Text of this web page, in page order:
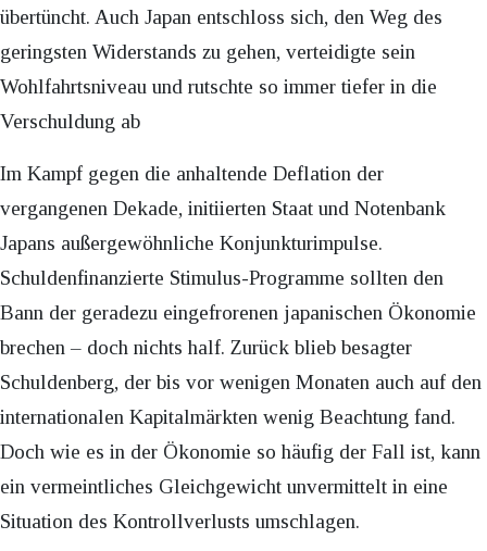
übertüncht. Auch Japan entschloss sich, den Weg des
geringsten Widerstands zu gehen, verteidigte sein
Wohlfahrtsniveau und rutschte so immer tiefer in die
Verschuldung ab
Im Kampf gegen die anhaltende Deflation der
vergangenen Dekade, initiierten Staat und Notenbank
Japans außergewöhnliche Konjunkturimpulse.
Schuldenfinanzierte Stimulus-Programme sollten den
Bann der geradezu eingefrorenen japanischen Ökonomie
brechen – doch nichts half. Zurück blieb besagter
Schuldenberg, der bis vor wenigen Monaten auch auf den
internationalen Kapitalmärkten wenig Beachtung fand.
Doch wie es in der Ökonomie so häufig der Fall ist, kann
ein vermeintliches Gleichgewicht unvermittelt in eine
Situation des Kontrollverlusts umschlagen.